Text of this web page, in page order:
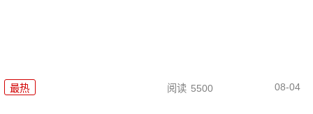
最热 阅读 5500 08-04